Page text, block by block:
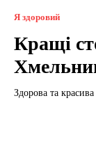
Я здоровий
Кращі
Здорова та